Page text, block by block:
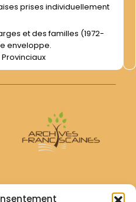
prises individuellement
enveloppe.